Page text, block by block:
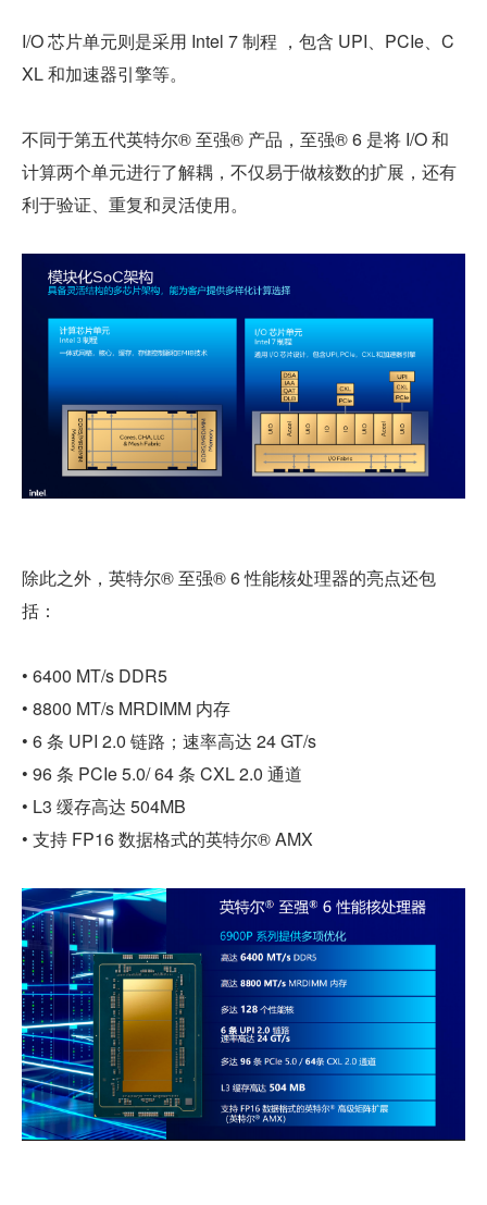
I/O 芯片单元则是采用 Intel 7 制程 ，包含 UPI、PCIe、C
XL 和加速器引擎等。
不同于第五代英特尔® 至强® 产品，至强® 6 是将 I/O 和
计算两个单元进行了解耦，不仅易于做核数的扩展，还有
利于验证、重复和灵活使用。
除此之外，英特尔® 至强® 6 性能核处理器的亮点还包
括：
• 6400 MT/s DDR5
• 8800 MT/s MRDIMM 内存
• 6 条 UPI 2.0 链路；速率高达 24 GT/s
• 96 条 PCIe 5.0/ 64 条 CXL 2.0 通道
• L3 缓存高达 504MB
• 支持 FP16 数据格式的英特尔® AMX